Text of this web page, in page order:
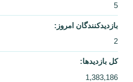
5
بازدیدکنندگان امروز:
2
کل بازدیدها:
1,383,186